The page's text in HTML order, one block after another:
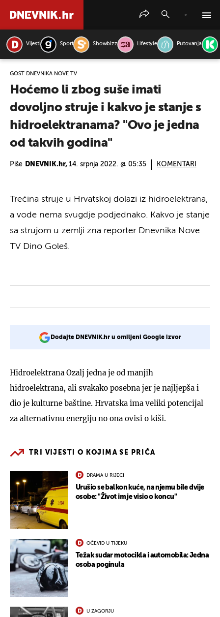
Vijesti Sport Showbizz Lifestyle Putovanja
GOST DNEVNIKA NOVE TV
Hoćemo li zbog suše imati
dovoljno struje i kakvo je stanje s
hidroelektranama? "Ovo je jedna
od takvih godina"
Piše DNEVNIK.hr, 14. srpnja 2022. @ 05:35 KOMENTARI
Trećina struje u Hrvatskoj dolazi iz hidroelektrana,
a vode nema svugdje podjednako. Kakvo je stanje
sa strujom u zemlji zna reporter Dnevnika Nove
TV Dino Goleš.
Dodajte DNEVNIK.hr u omiljeni Google izvor
Hidroelektrana Ozalj jedna je od manjih
hidroelektrana, ali svakako posebna jer je najljepša i
dio je kulturne baštine. Hrvatska ima veliki potencijal
za alternativnu energiju no ona ovisi o kiši.
TRI VIJESTI O KOJIMA SE PRIČA
DRAMA U RIJECI
Urušio se balkon kuće, na njemu bile dvije
osobe: "Život im je visio o koncu"
OČEVID U TIJEKU
Težak sudar motocikla i automobila: Jedna
osoba poginula
U ZAGORJU
PRETRAŽITE VIJESTI